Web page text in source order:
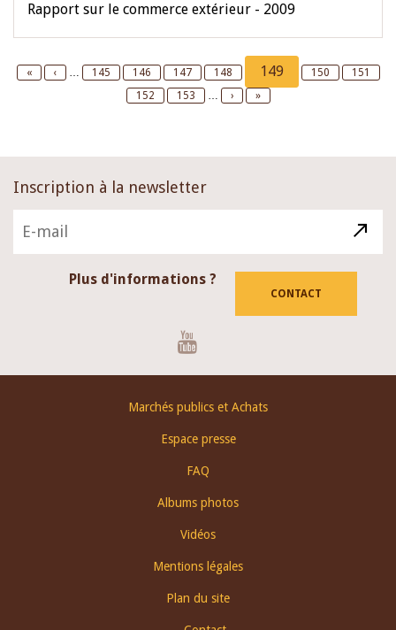
Rapport sur le commerce extérieur - 2009
First
«
Previous
‹ … Page
145 Page
146 Page
147 Page
148
Current
page
149 Page
150 Page
151
Page
152 Page
153 …
Next
›
Last
»
Inscription à la newsletter
Plus d'informations ?
CONTACT
Marchés publics et Achats
Espace presse
FAQ
Albums photos
Vidéos
Mentions légales
Plan du site